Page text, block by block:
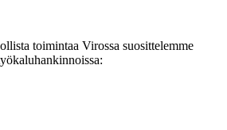
toimintaa Virossa suosittelemme